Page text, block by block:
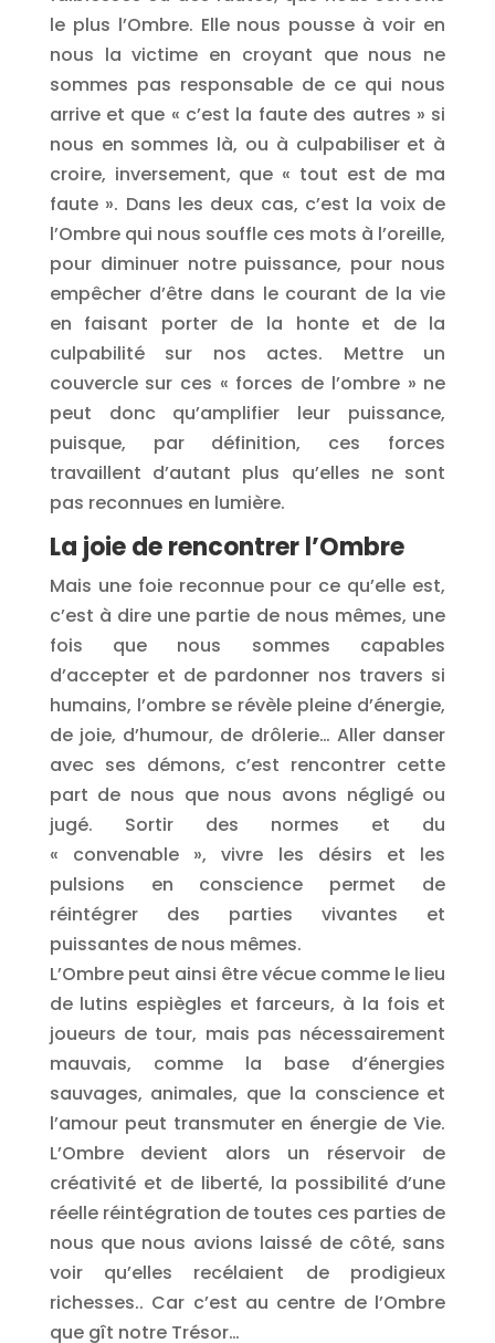
le plus l’Ombre. Elle nous pousse à voir en
nous la victime en croyant que nous ne
sommes pas responsable de ce qui nous
arrive et que « c’est la faute des autres » si
nous en sommes là, ou à culpabiliser et à
croire, inversement, que « tout est de ma
faute ». Dans les deux cas, c’est la voix de
l’Ombre qui nous souffle ces mots à l’oreille,
pour diminuer notre puissance, pour nous
empêcher d’être dans le courant de la vie
en faisant porter de la honte et de la
culpabilité sur nos actes. Mettre un
couvercle sur ces « forces de l’ombre » ne
peut donc qu’amplifier leur puissance,
puisque, par définition, ces forces
travaillent d’autant plus qu’elles ne sont
pas reconnues en lumière.
La joie de rencontrer l’Ombre
Mais une foie reconnue pour ce qu’elle est,
c’est à dire une partie de nous mêmes, une
fois que nous sommes capables
d’accepter et de pardonner nos travers si
humains, l’ombre se révèle pleine d’énergie,
de joie, d’humour, de drôlerie… Aller danser
avec ses démons, c’est rencontrer cette
part de nous que nous avons négligé ou
jugé. Sortir des normes et du
« convenable », vivre les désirs et les
pulsions en conscience permet de
réintégrer des parties vivantes et
puissantes de nous mêmes.
L’Ombre peut ainsi être vécue comme le lieu
de lutins espiègles et farceurs, à la fois et
joueurs de tour, mais pas nécessairement
mauvais, comme la base d’énergies
sauvages, animales, que la conscience et
l’amour peut transmuter en énergie de Vie.
L’Ombre devient alors un réservoir de
créativité et de liberté, la possibilité d’une
réelle réintégration de toutes ces parties de
nous que nous avions laissé de côté, sans
voir qu’elles recélaient de prodigieux
richesses.. Car c’est au centre de l’Ombre
que gît notre Trésor…